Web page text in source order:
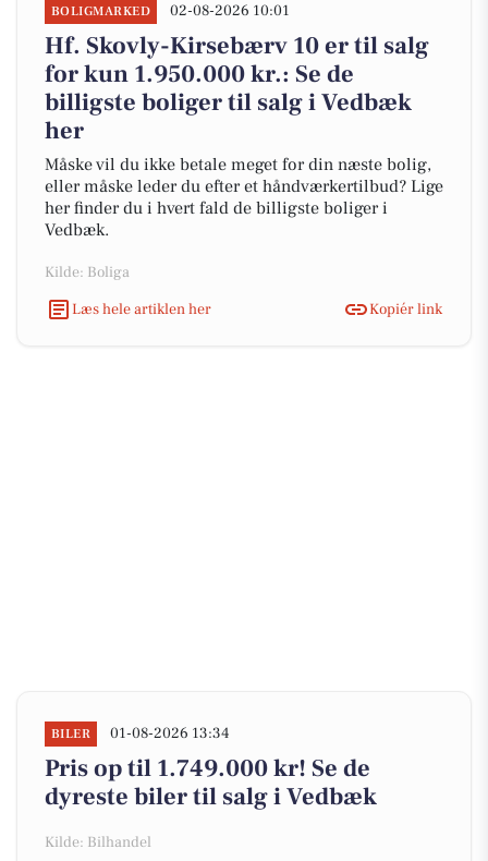
BOLIGMARKED 02-08-2026 10:01
Hf. Skovly-Kirsebærv 10 er til salg
for kun 1.950.000 kr.: Se de
billigste boliger til salg i Vedbæk
her
Måske vil du ikke betale meget for din næste bolig,
eller måske leder du efter et håndværkertilbud? Lige
her finder du i hvert fald de billigste boliger i
Vedbæk.
Kilde: Boliga
Læs hele artiklen her
Kopiér link
BILER 01-08-2026 13:34
Pris op til 1.749.000 kr! Se de
dyreste biler til salg i Vedbæk
Kilde: Bilhandel